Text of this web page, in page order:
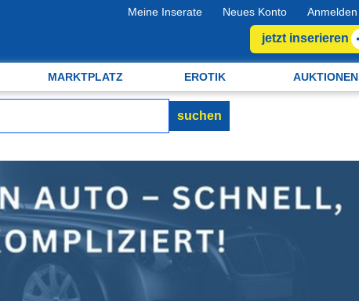
Meine Inserate Neues Konto Anmelden
jetzt inserieren
MARKTPLATZ EROTIK AUKTIONEN
suchen